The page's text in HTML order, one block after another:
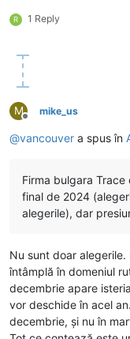
R 1 Reply
M
Deconectat
mike_us
@vancouver a spus în
Firma bulgara
final de 2024
alegerile), dar
Nu sunt doar
întâmplă în domeniul
decembrie apare
vor deschide în acel
decembrie, și nu în